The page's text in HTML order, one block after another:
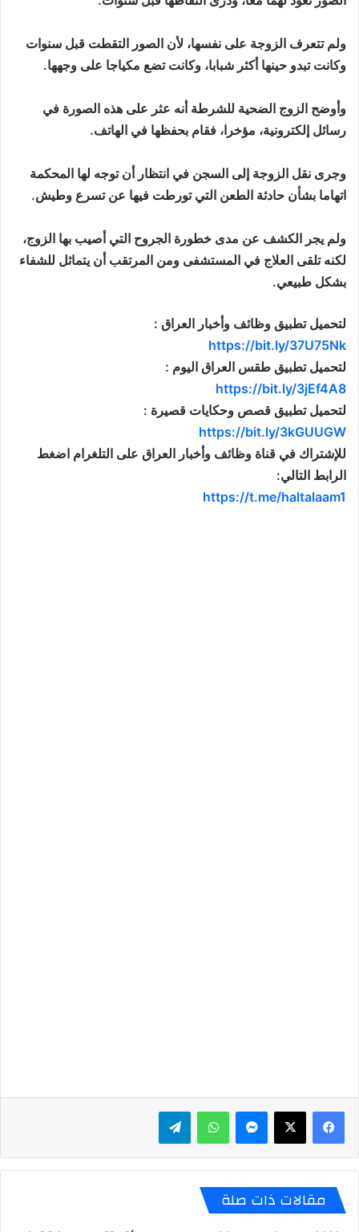
ولم تتعرف الزوجة على نفسها، لأن الصور التقطت قبل سنوات
وكانت تبدو حينها أكثر شبابا، وكانت تضع مكياجا على وجهها.
وأوضح الزوج الضحية للشرطة أنه عثر على هذه الصورة في
رسائل إلكترونية، مؤخرا، فقام بحفظها في الهاتف.
وجرى نقل الزوجة إلى السجن في انتظار أن توجه لها المحكمة
اتهاما بشأن حادثة الطعن التي تورطت فيها عن تسرع وطيش.
ولم يجر الكشف عن مدى خطورة الجروح التي أصيب بها الزوج،
لكنه تلقى العلاج في المستشفى ومن المرتقب أن يتماثل للشفاء
بشكل طبيعي.
لتحميل تطبيق وظائف وأخبار العراق :
https://bit.ly/37U75Nk
لتحميل تطبيق طقس العراق اليوم :
https://bit.ly/3jEf4A8
لتحميل تطبيق قصص وحكايات قصيرة :
https://bit.ly/3kGUUGW
للإشتراك في قناة وظائف وأخبار العراق على التلغرام اضغط
الرابط التالي:
https://t.me/haltalaam1
ماسنجر واتساب تيلقرام
مقالات ذات صلة